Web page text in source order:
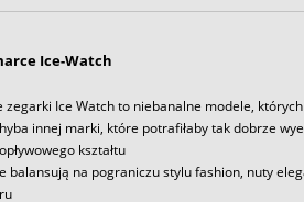
Ice-Watch
zegarki Ice Watch to niebanalne modele,
innej marki, które potrafiłaby tak dobrze
kształtu
balansują na pograniczu stylu fashion, nuty